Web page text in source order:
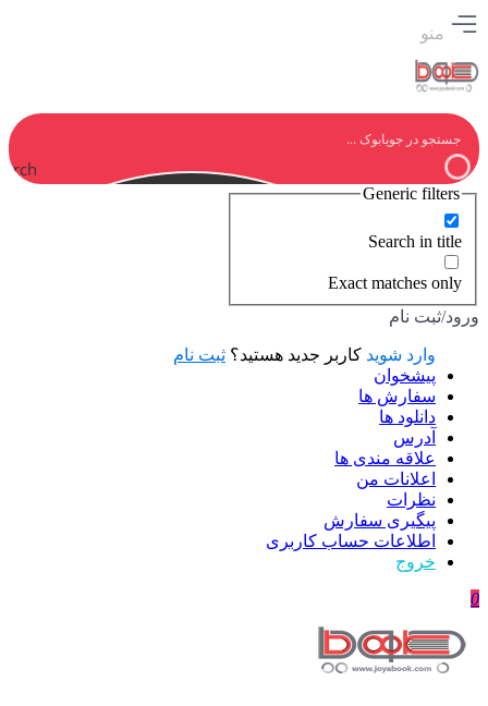
منو
Generic filters
Search in title
Exact matches only
ورود/ثبت نام
وارد شوید کاربر جدید هستید؟ ثبت نام
پیشخوان
سفارش ها
دانلود ها
آدرس
علاقه مندی ها
اعلانات من
نظرات
پیگیری سفارش
اطلاعات حساب كاربری
خروج
0